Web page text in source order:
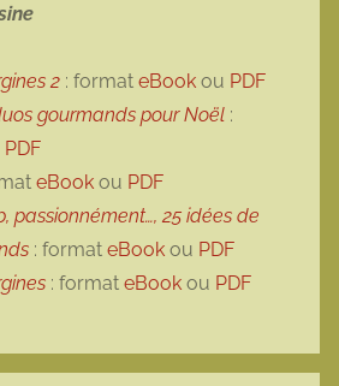
2 : format eBook ou PDF
gourmands pour Noël :
PDF
eBook ou PDF
passionnément…, 25 idées de
: format eBook ou PDF
: format eBook ou PDF